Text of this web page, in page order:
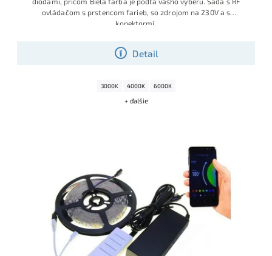
Detail
ovládačom s prstencom farieb, so zdrojom na 230V a s
konektormi.
3000K 4000K 6000K
+ ďalšie